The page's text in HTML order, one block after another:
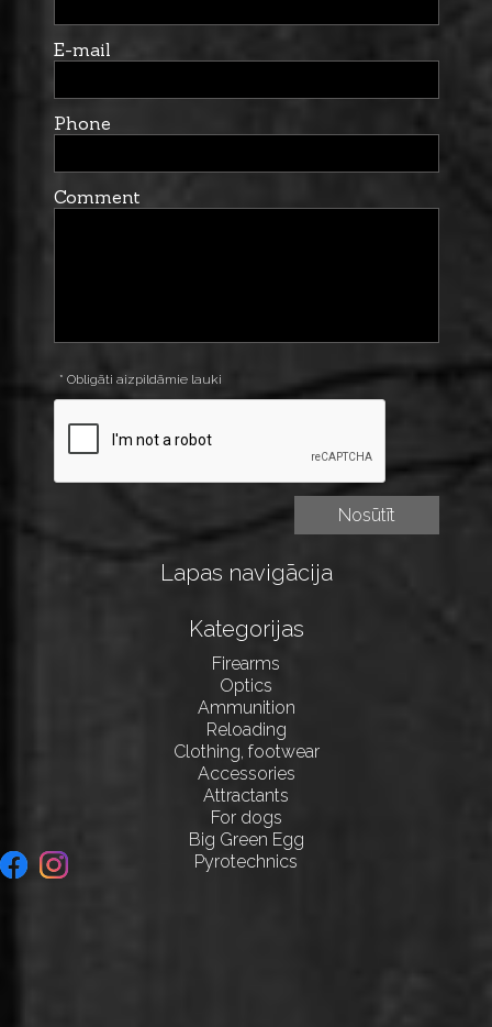
E-mail
Phone
Comment
* Obligāti aizpildāmie lauki
Lapas navigācija
Kategorijas
Firearms
Optics
Ammunition
Reloading
Clothing, footwear
Accessories
Attractants
For dogs
Big Green Egg
Pyrotechnics